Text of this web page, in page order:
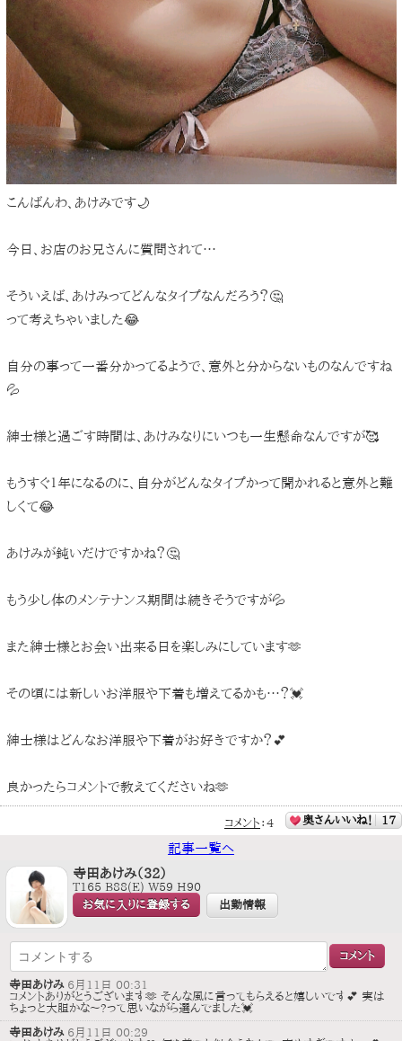
こんばんわ、あけみです🌙
今日、お店のお兄さんに質問されて…
そういえば、あけみってどんなタイプなんだろう？🤔
って考えちゃいました😂
自分の事って一番分かってるようで、意外と分からないものなんですね
💦
紳士様と過ごす時間は、あけみなりにいつも一生懸命なんですが🥰
もうすぐ１年になるのに、自分がどんなタイプかって聞かれると意外と難
しくて😂
あけみが鈍いだけですかね？🤔
もう少し体のメンテナンス期間は続きそうですが💦
また紳士様とお会い出来る日を楽しみにしています🫶
その頃には新しいお洋服や下着も増えてるかも…？💓
紳士様はどんなお洋服や下着がお好きですか？💕
良かったらコメントで教えてくださいね🫶
コメント ： 4 奥さんいいね！ 17
記事一覧へ
寺田あけみ（32）
T165 B88(E) W59 H90
お気に入りに登録する 出勤情報
寺田あけみ 6月11日 00:31
コメントありがとうございます🫶 そんな風に言ってもらえると嬉しいです💕 実は
ちょっと大胆かな〜?って思いながら選んでました💓
寺田あけみ 6月11日 00:29